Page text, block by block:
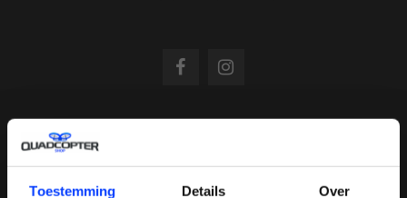
Toestemming Details Over
REVIEWS